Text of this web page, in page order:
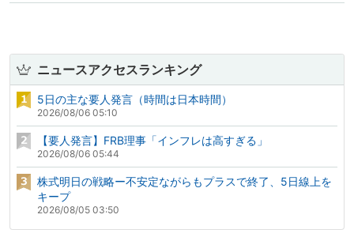
ニュースアクセスランキング
5日の主な要人発言（時間は日本時間）
2026/08/06 05:10
【要人発言】FRB理事「インフレは高すぎる」
2026/08/06 05:44
株式明日の戦略ー不安定ながらもプラスで終了、5日線上を
キープ
2026/08/05 03:50